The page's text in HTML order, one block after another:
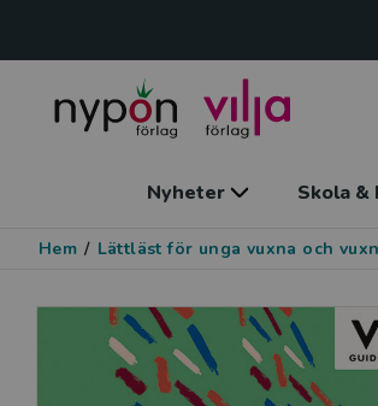
Nyheter Skola
Hem / Lättläst för unga vuxna och